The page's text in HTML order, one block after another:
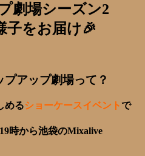
劇場シーズン2
子をお届け🎉
プアップ劇場って？
めるショーケースイベントで
時から池袋のMixalive